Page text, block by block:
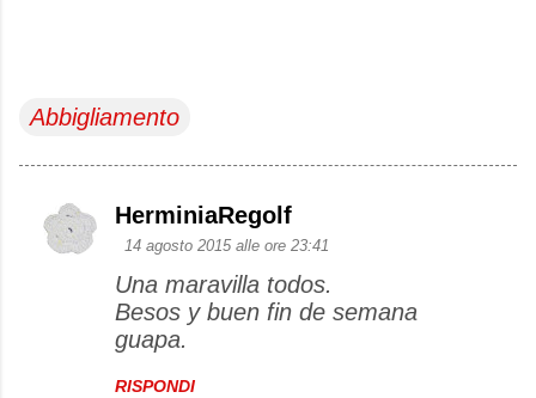
Abbigliamento
C
HerminiaRegolf
14 agosto 2015 alle ore 23:41
Una maravilla todos.
Besos y buen fin de semana
guapa.
RISPONDI